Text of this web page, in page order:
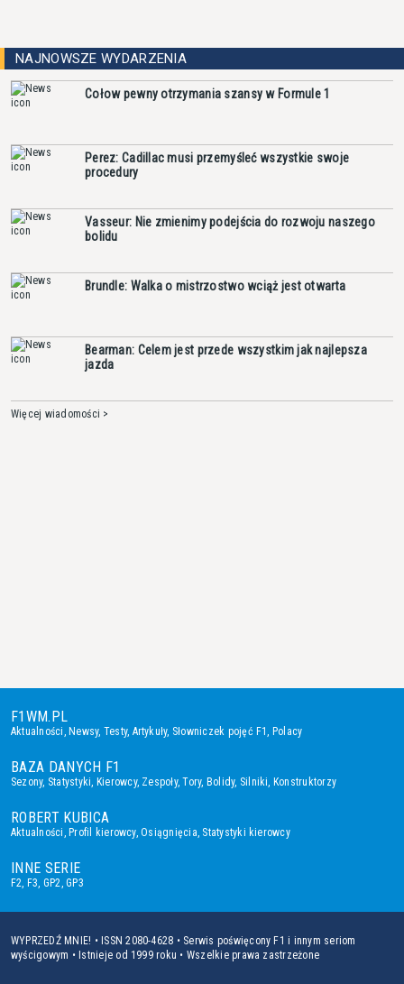
NAJNOWSZE WYDARZENIA
Cołow pewny otrzymania szansy w Formule 1
Perez: Cadillac musi przemyśleć wszystkie swoje
procedury
Vasseur: Nie zmienimy podejścia do rozwoju naszego
bolidu
Brundle: Walka o mistrzostwo wciąż jest otwarta
Bearman: Celem jest przede wszystkim jak najlepsza
jazda
Więcej wiadomości >
F1WM.PL
Aktualności, Newsy, Testy, Artykuły, Słowniczek pojęć F1, Polacy
BAZA DANYCH F1
Sezony, Statystyki, Kierowcy, Zespoły,Tory, Bolidy, Silniki, Konstruktorzy
ROBERT KUBICA
Aktualności, Profil kierowcy,Osiągnięcia, Statystyki kierowcy
INNE SERIE
F2, F3, GP2,GP3
WYPRZEDŹ MNIE! • ISSN 2080-4628 • Serwis poświęcony F1 i innym seriom
wyścigowym • Istnieje od 1999 roku • Wszelkie prawa zastrzeżone